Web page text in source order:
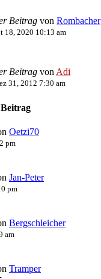
Beitrag von Rombacher
18, 2020 10:13 am
Beitrag von Adi
31, 2012 7:30 am
Oetzi70
pm
Jan-Peter
pm
Bergschleicher
am
Tramper